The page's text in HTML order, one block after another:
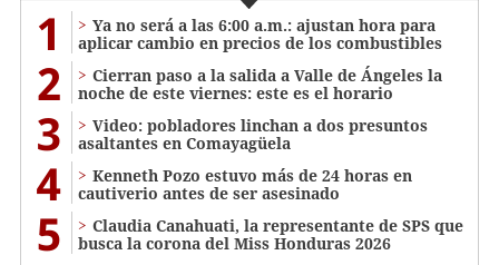
1
Ya no será a las 6:00 a.m.: ajustan hora para
aplicar cambio en precios de los combustibles
2
Cierran paso a la salida a Valle de Ángeles la
noche de este viernes: este es el horario
3
Video: pobladores linchan a dos presuntos
asaltantes en Comayagüela
4
Kenneth Pozo estuvo más de 24 horas en
cautiverio antes de ser asesinado
5
Claudia Canahuati, la representante de SPS que
busca la corona del Miss Honduras 2026